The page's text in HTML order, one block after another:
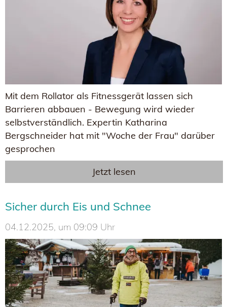
Mit dem Rollator als Fitnessgerät lassen sich
Barrieren abbauen - Bewegung wird wieder
selbstverständlich. Expertin Katharina
Bergschneider hat mit "Woche der Frau" darüber
gesprochen
Jetzt lesen
Sicher durch Eis und Schnee
04.12.2025, um 09:09 Uhr